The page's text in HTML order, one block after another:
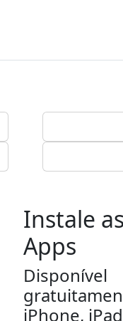
Instale
Apps
Disponível
iPhone,